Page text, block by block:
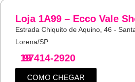
Loja 1A99 – Ecco Vale
Estrada Chiquito de Aquino, 46 -
Lorena/SP
19
97414-2920
COMO CHEGAR